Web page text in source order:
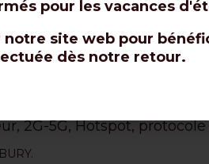
serrés et les antennes
de 10,3 mm.
!
même à des fréquences
2G-5G, Hotspot, protocole
pour les vacances
site web pour
dès notre retour.